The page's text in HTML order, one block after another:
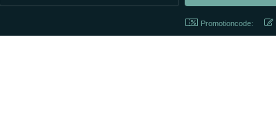
Promotioncode: